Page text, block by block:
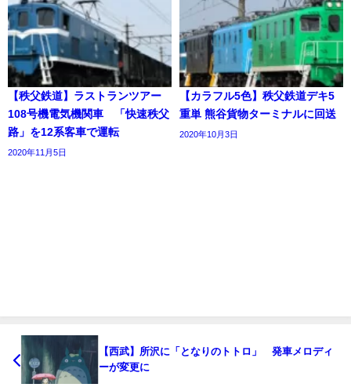
【秩父鉄道】ラストランツアー
108号機電気機関車 「快速秩父
路」を12系客車で運転
2020年11月5日
【カラフル5色】秩父鉄道デキ5
重単 熊谷貨物ターミナルに回送
2020年10月3日
【西武】所沢に「となりのトトロ」 発車メロディ
ーが変更に